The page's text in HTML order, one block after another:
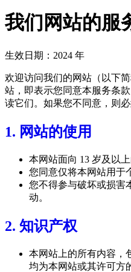
我们网站的服
生效日期：2024 年
欢迎访问我们的网站（以下
站，即表示您同意本服务条
读它们。如果您不同意，则必
1. 网站的使用
本网站面向 13 岁及以上
您同意仅将本网站用于
您不得参与破坏或损害
动。
2. 知识产权
本网站上的所有内容，
均为本网站或其许可方